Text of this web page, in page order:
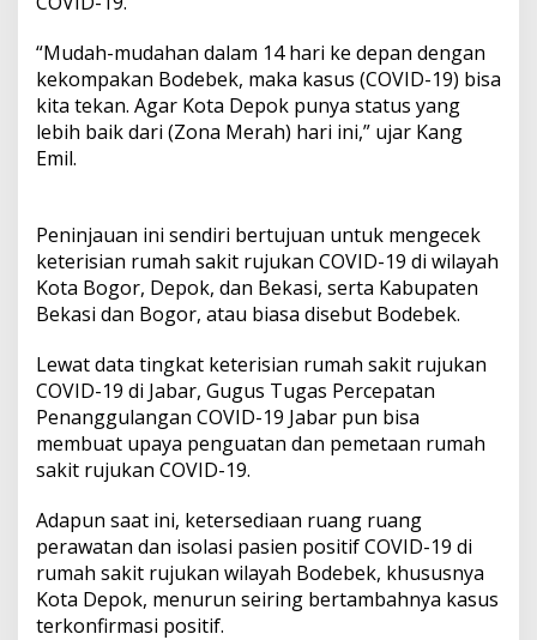
“Mudah-mudahan dalam 14 hari ke depan dengan
kekompakan Bodebek, maka kasus (COVID-19) bisa
kita tekan. Agar Kota Depok punya status yang
lebih baik dari (Zona Merah) hari ini,” ujar Kang
Emil.
Peninjauan ini sendiri bertujuan untuk mengecek
keterisian rumah sakit rujukan COVID-19 di wilayah
Kota Bogor, Depok, dan Bekasi, serta Kabupaten
Bekasi dan Bogor, atau biasa disebut Bodebek.
Lewat data tingkat keterisian rumah sakit rujukan
COVID-19 di Jabar, Gugus Tugas Percepatan
Penanggulangan COVID-19 Jabar pun bisa
membuat upaya penguatan dan pemetaan rumah
sakit rujukan COVID-19.
Adapun saat ini, ketersediaan ruang ruang
perawatan dan isolasi pasien positif COVID-19 di
rumah sakit rujukan wilayah Bodebek, khususnya
Kota Depok, menurun seiring bertambahnya kasus
terkonfirmasi positif.